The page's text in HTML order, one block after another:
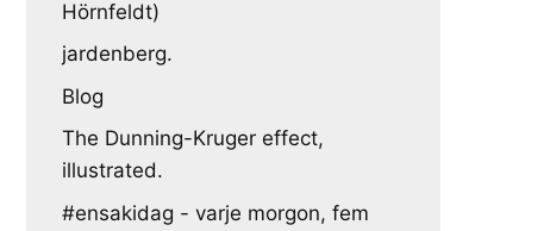
Hörnfeldt)
jardenberg.
Blog
The Dunning-Kruger effect,
illustrated.
#ensakidag - varje morgon, fem